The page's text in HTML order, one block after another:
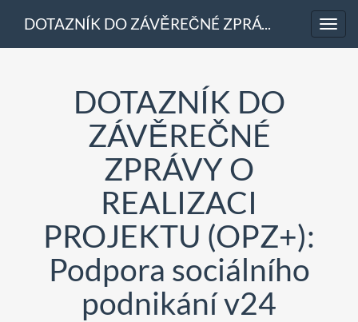
DOTAZNÍK DO
ZÁVĚREČNÉ
ZPRÁVY O
REALIZACI
PROJEKTU (OPZ+):
Podpora sociálního
podnikání v24